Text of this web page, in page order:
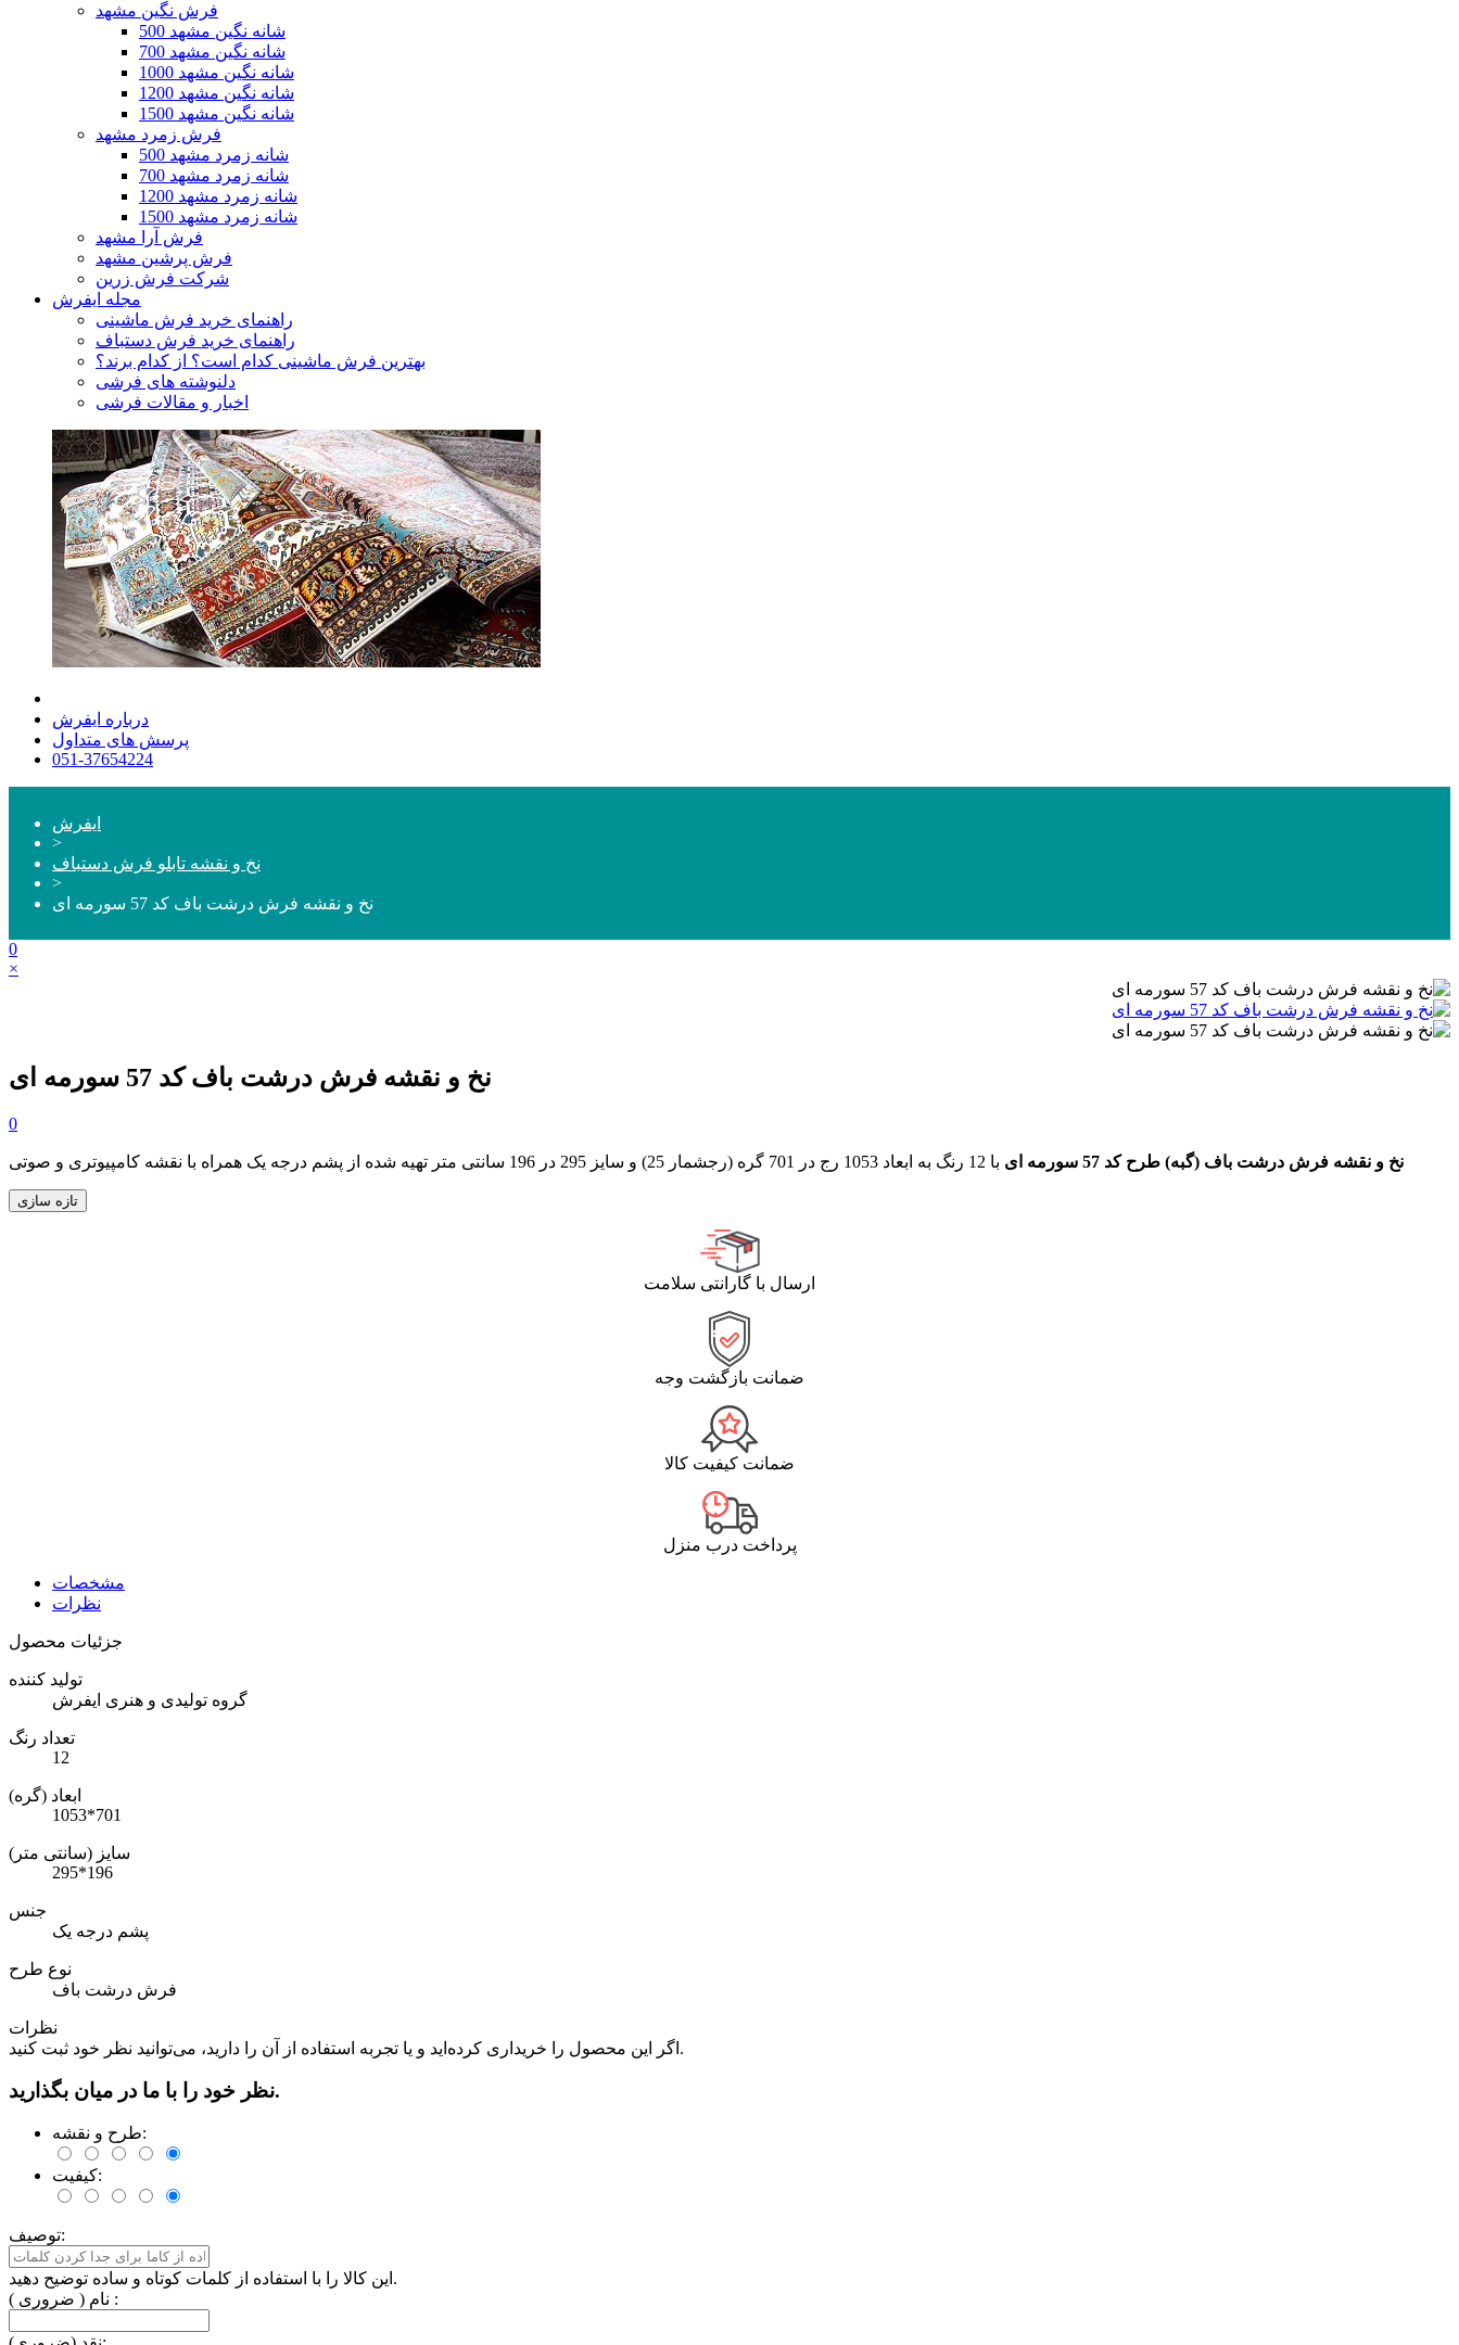
فرش نگین مشهد
500 شانه نگین مشهد
700 شانه نگین مشهد
1000 شانه نگین مشهد
1200 شانه نگین مشهد
1500 شانه نگین مشهد
فرش زمرد مشهد
500 شانه زمرد مشهد
700 شانه زمرد مشهد
1200 شانه زمرد مشهد
1500 شانه زمرد مشهد
فرش آرا مشهد
فرش پرشین مشهد
شرکت فرش زرین
مجله ایفرش
راهنمای خرید فرش ماشینی
راهنمای خرید فرش دستباف
بهترین فرش ماشینی کدام است؟ از کدام برند؟
دلنوشته های فرشی
اخبار و مقالات فرشی
درباره ایفرش
پرسش های متداول
051-37654224
ایفرش
>
نخ و نقشه تابلو فرش دستباف
>
نخ و نقشه فرش درشت باف کد 57 سورمه ای
0
×
نخ و نقشه فرش درشت باف کد 57 سورمه ای
0
نخ و نقشه فرش درشت باف (گبه) طرح کد 57 سورمه ای با 12 رنگ به ابعاد 1053 رج در 701 گره (رجشمار 25) و سایز 295 در 196 سانتی متر تهیه شده از پشم درجه یک همراه با نقشه کامپیوتری و صوتی
ارسال با گارانتی سلامت
ضمانت بازگشت وجه
ضمانت کیفیت کالا
پرداخت درب منزل
مشخصات
نظرات
جزئیات محصول
تولید کننده
گروه تولیدی و هنری ایفرش
تعداد رنگ
12
ابعاد (گره)
1053*701
سایز (سانتی متر)
295*196
جنس
پشم درجه یک
نوع طرح
فرش درشت باف
نظرات
اگر این محصول را خریداری کرده‌اید و یا تجربه استفاده از آن را دارید، می‌توانید نظر خود ثبت کنید.
نظر خود را با ما در میان بگذارید.
طرح و نقشه:
کیفیت:
توصیف:
این کالا را با استفاده از کلمات کوتاه و ساده توضیح دهید.
نام ( ضروری ) :